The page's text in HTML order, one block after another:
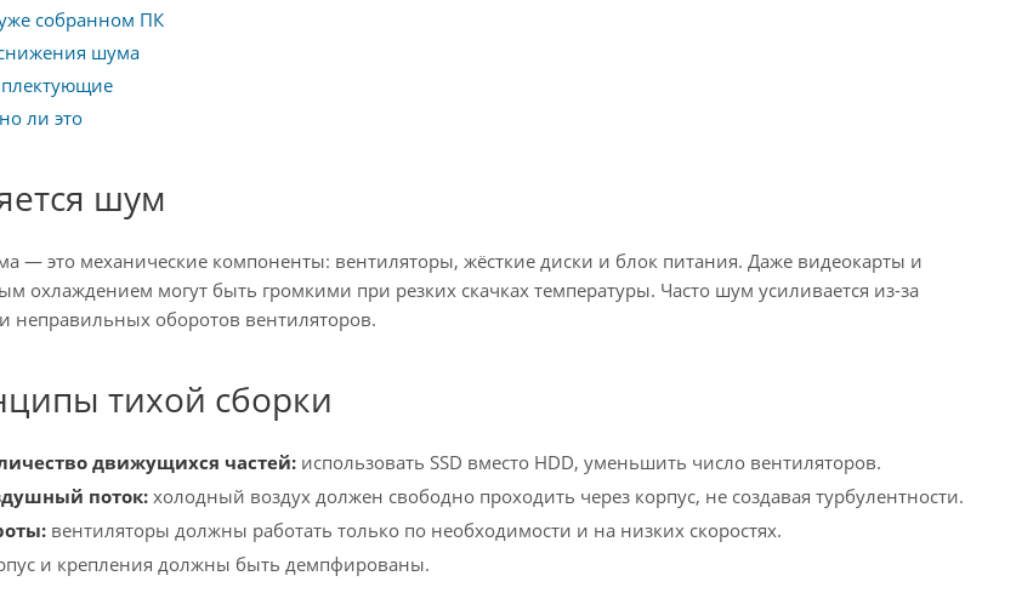
собранном ПК
шума
ли это
шум
— это механические компоненты: вентиляторы, жёсткие диски и блок питания. Даже видеокарты и
охлаждением могут быть громкими при резких скачках температуры. Часто шум усиливается из-за
неправильных оборотов вентиляторов.
тихой сборки
движущихся частей: использовать SSD вместо HDD, уменьшить число вентиляторов.
поток:холодный воздух должен свободно проходить через корпус, не создавая турбулентности.
вентиляторы должны работать только по необходимости и на низких скоростях.
и крепления должны быть демпфированы.